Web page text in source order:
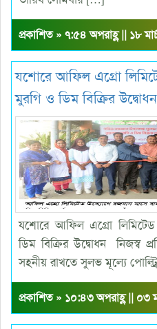
প্রকাশিত » ৭:৫৪ অপরাহ্ণ || ১৮
যশোরে আফিল এগ্রো
মুরগি ও ডিম বিক্রির উদ্বোধন
যশোরে আফিল এগ্রো
ডিম বিক্রির উদ্বোধন নিজস্ব
সহনীয় রাখতে সুলভ মূল্যে
প্রকাশিত » ১০:৪৩ অপরাহ্ণ || ০৩